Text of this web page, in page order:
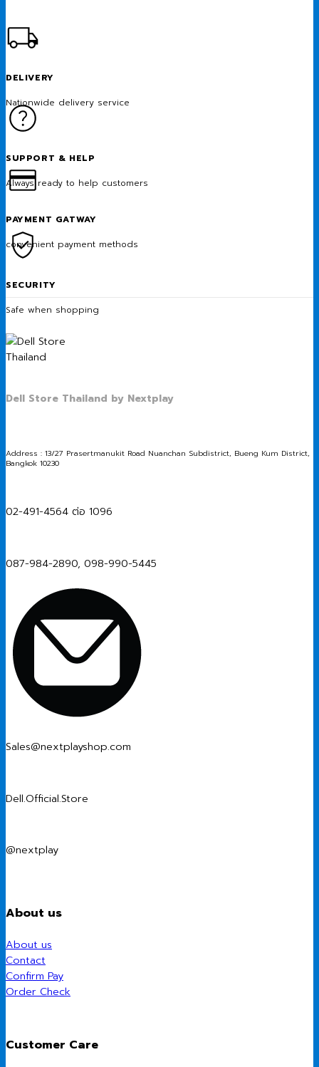
DELIVERY
Nationwide delivery service
SUPPORT & HELP
Always ready to help customers
PAYMENT GATWAY
convenient payment methods
SECURITY
Safe when shopping
Dell Store Thailand by Nextplay
Address : 13/27 Prasertmanukit Road Nuanchan Subdistrict, Bueng Kum District,
Bangkok 10230
02-491-4564 ต่อ 1096
087-984-2890, 098-990-5445
Sales@nextplayshop.com
Dell.Official.Store
@nextplay
About us
About us
Contact
Confirm Pay
Order Check
Customer Care